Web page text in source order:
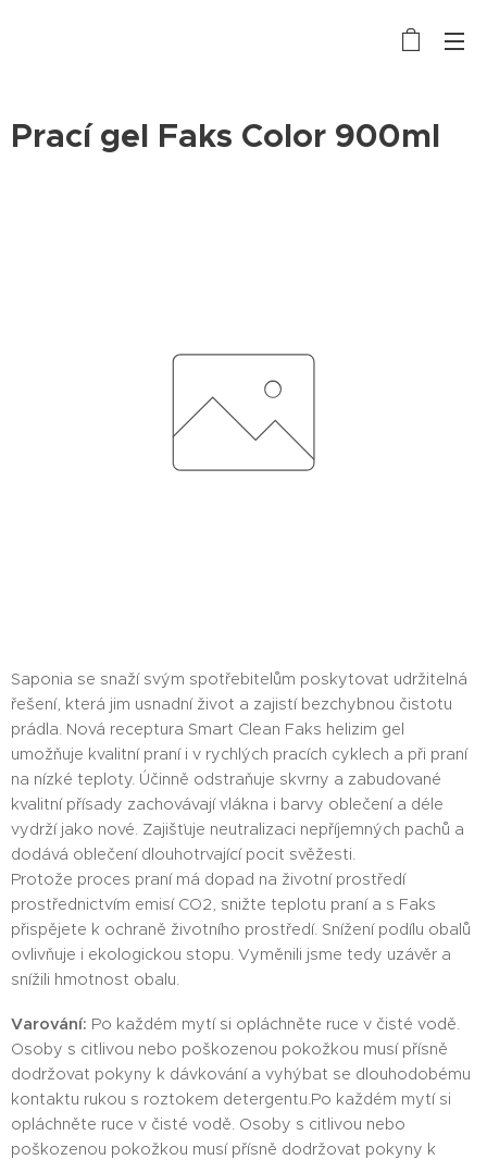
Prací gel Faks Color 900ml
Saponia se snaží svým spotřebitelům poskytovat udržitelná
řešení, která jim usnadní život a zajistí bezchybnou čistotu
prádla. Nová receptura Smart Clean Faks helizim gel
umožňuje kvalitní praní i v rychlých pracích cyklech a při praní
na nízké teploty. Účinně odstraňuje skvrny a zabudované
kvalitní přísady zachovávají vlákna i barvy oblečení a déle
vydrží jako nové. Zajišťuje neutralizaci nepříjemných pachů a
dodává oblečení dlouhotrvající pocit svěžesti.
Protože proces praní má dopad na životní prostředí
prostřednictvím emisí CO2, snižte teplotu praní a s Faks
přispějete k ochraně životního prostředí. Snížení podílu obalů
ovlivňuje i ekologickou stopu. Vyměnili jsme tedy uzávěr a
snížili hmotnost obalu.
Varování: Po každém mytí si opláchněte ruce v čisté vodě.
Osoby s citlivou nebo poškozenou pokožkou musí přísně
dodržovat pokyny k dávkování a vyhýbat se dlouhodobému
kontaktu rukou s roztokem detergentu.Po každém mytí si
opláchněte ruce v čisté vodě. Osoby s citlivou nebo
poškozenou pokožkou musí přísně dodržovat pokyny k